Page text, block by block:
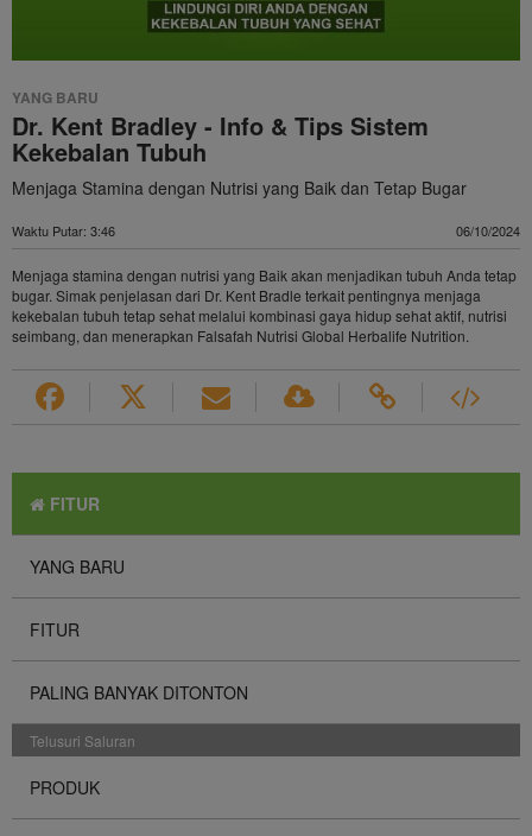
YANG BARU
Dr. Kent Bradley - Info & Tips Sistem
Kekebalan Tubuh
Menjaga Stamina dengan Nutrisi yang Baik dan Tetap Bugar
Waktu Putar: 3:46 06/10/2024
Menjaga stamina dengan nutrisi yang Baik akan menjadikan tubuh Anda tetap
bugar. Simak penjelasan dari Dr. Kent Bradle terkait pentingnya menjaga
kekebalan tubuh tetap sehat melalui kombinasi gaya hidup sehat aktif, nutrisi
seimbang, dan menerapkan Falsafah Nutrisi Global Herbalife Nutrition.
FITUR
YANG BARU
FITUR
PALING BANYAK DITONTON
Telusuri Saluran
PRODUK